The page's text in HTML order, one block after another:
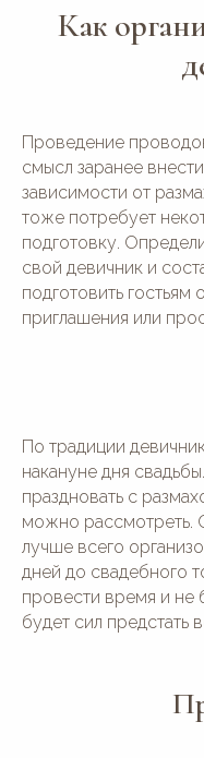
Как
Проведение
смысл заранее
зависимости от
тоже потребует
подготовку.
свой девичник и
подготовить гостьям
приглашения или
По традиции
накануне дня
праздновать с
можно рассмотреть.
лучше всего
дней до свадебного
провести время и не
будет сил предстать